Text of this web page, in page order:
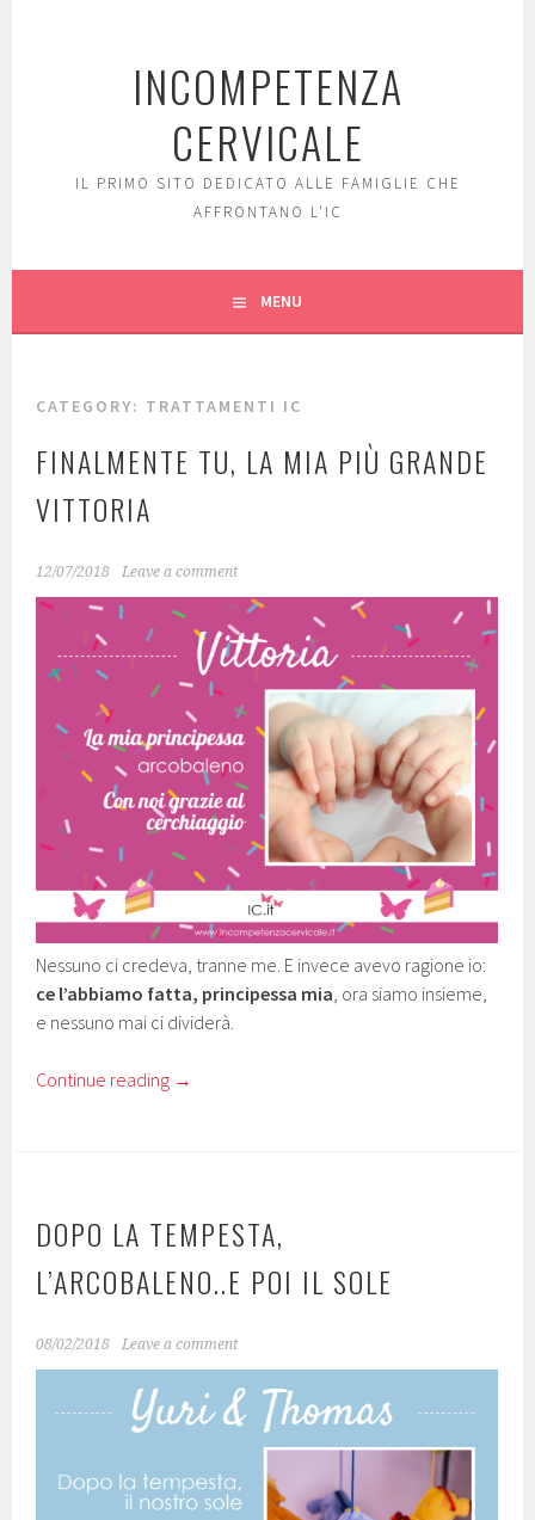
INCOMPETENZA
CERVICALE
IL PRIMO SITO DEDICATO ALLE FAMIGLIE CHE
AFFRONTANO L'IC
MENU
CATEGORY: TRATTAMENTI IC
FINALMENTE TU, LA MIA PIÙ GRANDE
VITTORIA
12/07/2018 Leave a comment
Nessuno ci credeva, tranne me. E invece avevo ragione io:
ce l’abbiamo fatta, principessa mia, ora siamo insieme,
e nessuno mai ci dividerà.
Continue reading →
DOPO LA TEMPESTA,
L’ARCOBALENO..E POI IL SOLE
08/02/2018 Leave a comment